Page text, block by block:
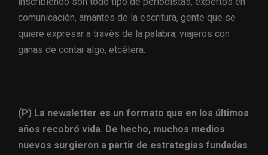
comunicación, amantes de la escritura, gente que se
quiere expresar a través de la palabra, viajeros con
ganas de contar algo, etcétera.
(P) La newsletter es un formato que en los últimos
años recobró vida. De hecho, muchos medios
nuevos surgieron a partir de estrategias fundadas